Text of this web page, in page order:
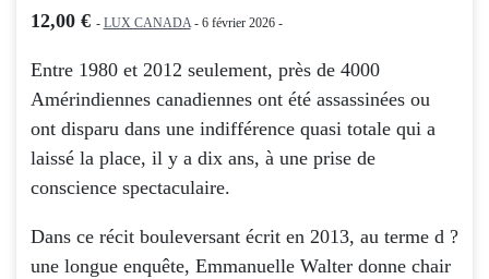
12,00 € - LUX CANADA- 6 février 2026 -
Entre 1980 et 2012 seulement, près de 4000
Amérindiennes canadiennes ont été assassinées ou
ont disparu dans une indifférence quasi totale qui a
laissé la place, il y a dix ans, à une prise de
conscience spectaculaire.
Dans ce récit bouleversant écrit en 2013, au terme d ?
une longue enquête, Emmanuelle Walter donne chair